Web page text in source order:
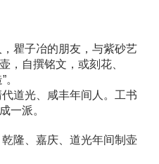
瞿子冶的朋友，与紫砂艺
，自撰铭文，或刻花、
。
道光、咸丰年间人。工书
一派。
隆、嘉庆、道光年间制壶